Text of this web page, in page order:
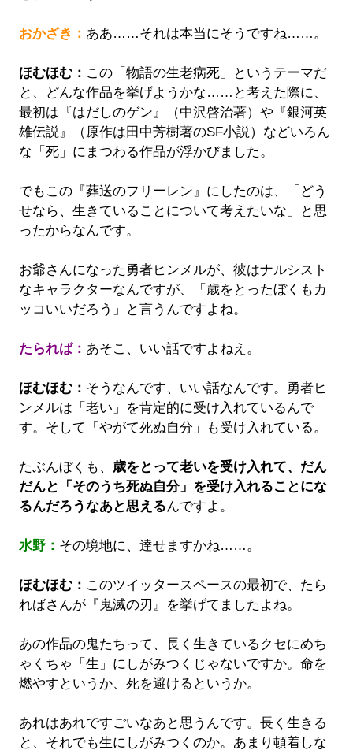
おかざき： ああ……それは本当にそうですね……。
ほむほむ： この「物語の生老病死」というテーマだ
と、どんな作品を挙げようかな……と考えた際に、
最初は『はだしのゲン』（中沢啓治著）や『銀河英
雄伝説』（原作は田中芳樹著のSF小説）などいろん
な「死」にまつわる作品が浮かびました。
でもこの『葬送のフリーレン』にしたのは、「どう
せなら、生きていることについて考えたいな」と思
ったからなんです。
お爺さんになった勇者ヒンメルが、彼はナルシスト
なキャラクターなんですが、「歳をとったぼくもカ
ッコいいだろう」と言うんですよね。
たられば： あそこ、いい話ですよねえ。
ほむほむ： そうなんです、いい話なんです。勇者ヒ
ンメルは「老い」を肯定的に受け入れているんで
す。そして「やがて死ぬ自分」も受け入れている。
たぶんぼくも、 歳をとって老いを受け入れて、だん
だんと「そのうち死ぬ自分」を受け入れることにな
るんだろうなあと思えるんですよ。
水野： その境地に、達せますかね……。
ほむほむ： このツイッタースペースの最初で、たら
ればさんが『鬼滅の刃』を挙げてましたよね。
あの作品の鬼たちって、長く生きているクセにめち
ゃくちゃ「生」にしがみつくじゃないですか。命を
燃やすというか、死を避けるというか。
あれはあれですごいなあと思うんです。長く生きる
と、それでも生にしがみつくのか。あまり頓着しな